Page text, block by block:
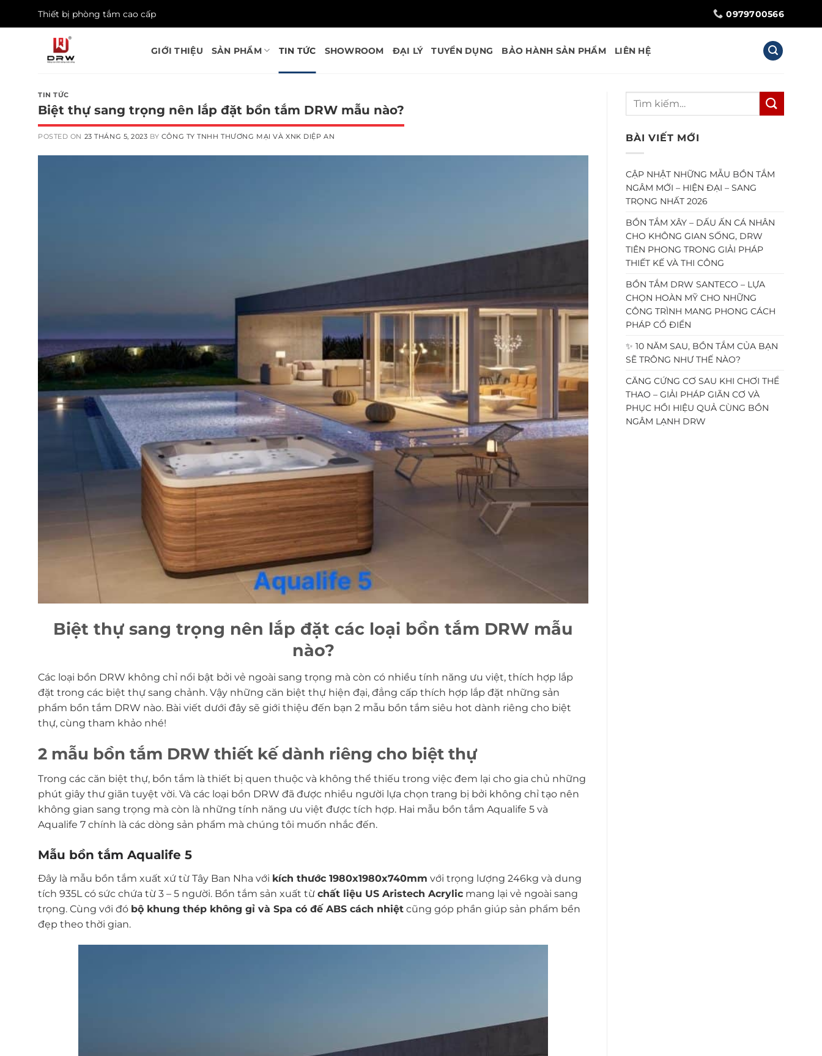
Thiết bị phòng tắm cao cấp 0979700566
GIỚI THIỆU SẢN PHẨM TIN TỨC SHOWROOM ĐẠI LÝ TUYỂN DỤNG BẢO HÀNH SẢN PHẨM LIÊN HỆ
TIN TỨC
Biệt thự sang trọng nên lắp đặt bồn tắm DRW mẫu nào?
POSTED ON 23 THÁNG 5, 2023 BY CÔNG TY TNHH THƯƠNG MẠI VÀ XNK DIỆP AN
Biệt thự sang trọng nên lắp đặt các loại bồn tắm DRW mẫu
nào?
Các loại bồn DRW không chỉ nổi bật bởi vẻ ngoài sang trọng mà còn có nhiều tính năng ưu việt, thích hợp lắp
đặt trong các biệt thự sang chảnh. Vậy những căn biệt thự hiện đại, đẳng cấp thích hợp lắp đặt những sản
phẩm bồn tắm DRW nào. Bài viết dưới đây sẽ giới thiệu đến bạn 2 mẫu bồn tắm siêu hot dành riêng cho biệt
thự, cùng tham khảo nhé!
2 mẫu bồn tắm DRW thiết kế dành riêng cho biệt thự
Trong các căn biệt thự, bồn tắm là thiết bị quen thuộc và không thể thiếu trong việc đem lại cho gia chủ những
phút giây thư giãn tuyệt vời. Và các loại bồn DRW đã được nhiều người lựa chọn trang bị bởi không chỉ tạo nên
không gian sang trọng mà còn là những tính năng ưu việt được tích hợp. Hai mẫu bồn tắm Aqualife 5 và
Aqualife 7 chính là các dòng sản phẩm mà chúng tôi muốn nhắc đến.
Mẫu bồn tắm Aqualife 5
Đây là mẫu bồn tắm xuất xứ từ Tây Ban Nha với kích thước 1980x1980x740mm với trọng lượng 246kg và dung
tích 935L có sức chứa từ 3 – 5 người. Bồn tắm sản xuất từ chất liệu US Aristech Acrylic mang lại vẻ ngoài sang
trọng. Cùng với đó bộ khung thép không gỉ và Spa có đế ABS cách nhiệt cũng góp phần giúp sản phẩm bền
đẹp theo thời gian.
BÀI VIẾT MỚI
CẬP NHẬT NHỮNG MẪU BỒN TẮM
NGÂM MỚI – HIỆN ĐẠI – SANG
TRỌNG NHẤT 2026
BỒN TẮM XÂY – DẤU ẤN CÁ NHÂN
CHO KHÔNG GIAN SỐNG, DRW
TIÊN PHONG TRONG GIẢI PHÁP
THIẾT KẾ VÀ THI CÔNG
BỒN TẮM DRW SANTECO – LỰA
CHỌN HOÀN MỸ CHO NHỮNG
CÔNG TRÌNH MANG PHONG CÁCH
PHÁP CỔ ĐIỂN
✨ 10 NĂM SAU, BỒN TẮM CỦA BẠN
SẼ TRÔNG NHƯ THẾ NÀO?
CĂNG CỨNG CƠ SAU KHI CHƠI THỂ
THAO – GIẢI PHÁP GIÃN CƠ VÀ
PHỤC HỒI HIỆU QUẢ CÙNG BỒN
NGÂM LẠNH DRW